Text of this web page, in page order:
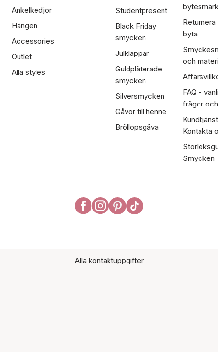
Ankelkedjor
Hängen
Accessories
Outlet
Alla styles
Studentpresent
Black Friday
smycken
Julklappar
Guldpläterade
smycken
Silversmycken
Gåvor till henne
Bröllopsgåva
Returnera
byta
och
FAQ -
frågor
Kontakta
Smycken
Alla kontaktuppgifter